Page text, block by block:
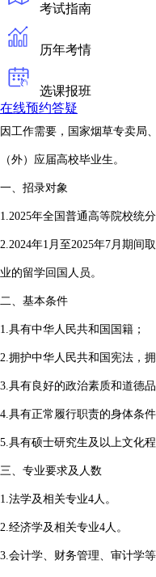
考试指南
历年考情
选课报班
在线预约答疑
因工作需要，国家烟草专卖局
（外）应届高校毕业生。
一、招录对象
1.2025年全国普通高等院校统
2.2024年1月至2025年7月期间
业的留学回国人员。
二、基本条件
1.具有中华人民共和国国籍；
2.拥护中华人民共和国宪法，
3.具有良好的政治素质和道德品
4.具有正常履行职责的身体条
5.具有硕士研究生及以上文化程
三、专业要求及人数
1.法学及相关专业4人。
2.经济学及相关专业4人。
3.会计学、财务管理、审计学等